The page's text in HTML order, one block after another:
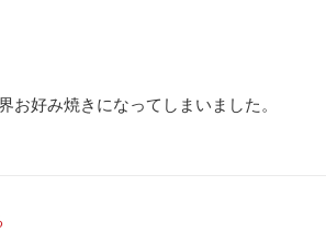
好み焼きになってしまいました。